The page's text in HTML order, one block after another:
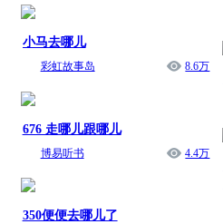
小马去哪儿
彩虹故事岛 8.6万
676 走哪儿跟哪儿
博易听书 4.4万
350便便去哪儿了